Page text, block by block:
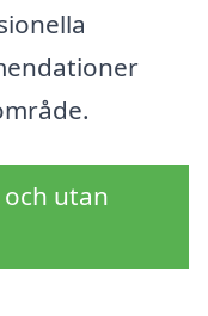
utan